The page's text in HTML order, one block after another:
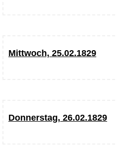
Mittwoch, 25.02.1829
Donnerstag, 26.02.1829